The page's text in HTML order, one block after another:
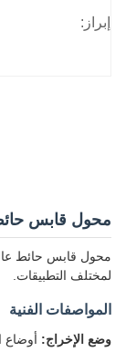
إبراز:
محول قابس حائط
لمختلف التطبيقات.
المواصفات الفنية
وضع الإخراج: أوضاع